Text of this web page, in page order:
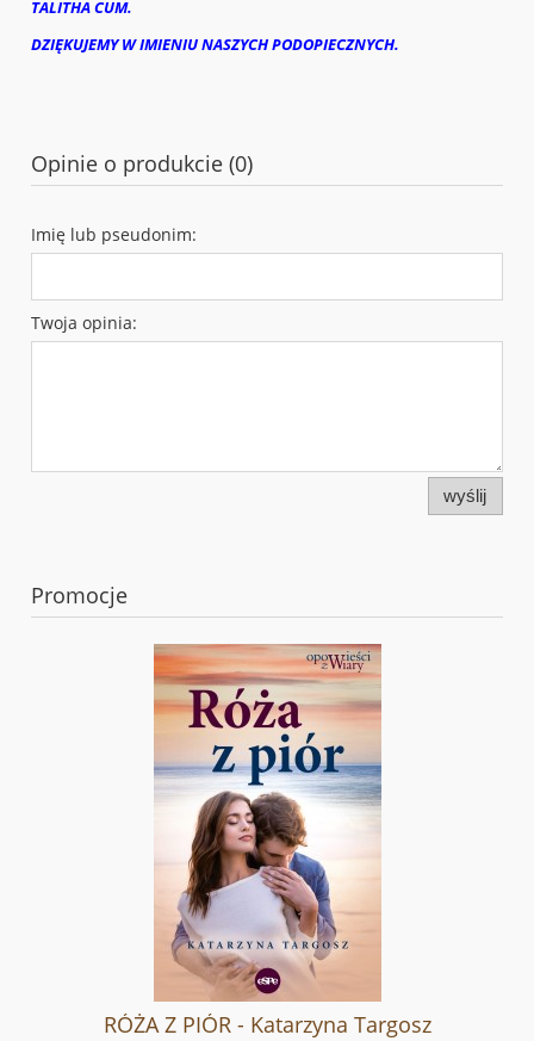
TALITHA CUM.
DZIĘKUJEMY W IMIENIU NASZYCH PODOPIECZNYCH.
Opinie o produkcie (0)
Imię lub pseudonim:
Twoja opinia:
wyślij
Promocje
RÓŻA Z PIÓR - Katarzyna Targosz